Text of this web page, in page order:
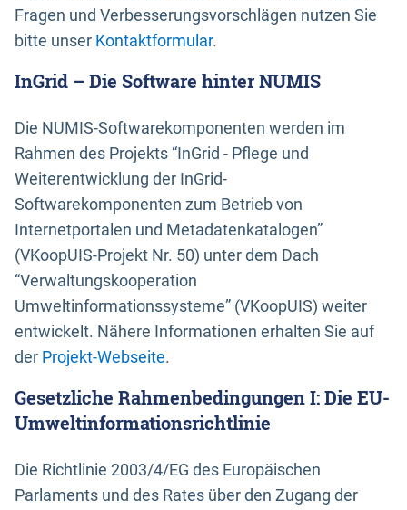
Fragen und Verbesserungsvorschlägen nutzen Sie
bitte unser Kontaktformular.
InGrid – Die Software hinter NUMIS
Die NUMIS-Softwarekomponenten werden im
Rahmen des Projekts “InGrid - Pflege und
Weiterentwicklung der InGrid-
Softwarekomponenten zum Betrieb von
Internetportalen und Metadatenkatalogen”
(VKoopUIS-Projekt Nr. 50) unter dem Dach
“Verwaltungskooperation
Umweltinformationssysteme” (VKoopUIS) weiter
entwickelt. Nähere Informationen erhalten Sie auf
der Projekt-Webseite.
Gesetzliche Rahmenbedingungen I: Die EU-
Umweltinformationsrichtlinie
Die Richtlinie 2003/4/EG des Europäischen
Parlaments und des Rates über den Zugang der